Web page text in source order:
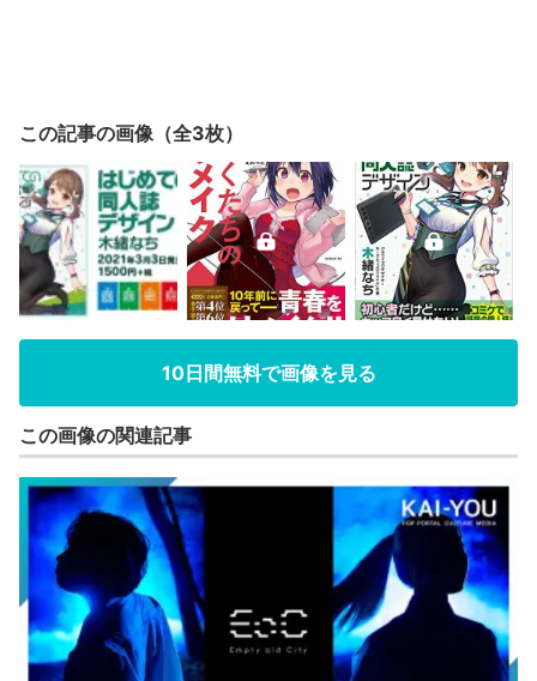
この記事の画像（全3枚）
10日間無料で画像を見る
この画像の関連記事